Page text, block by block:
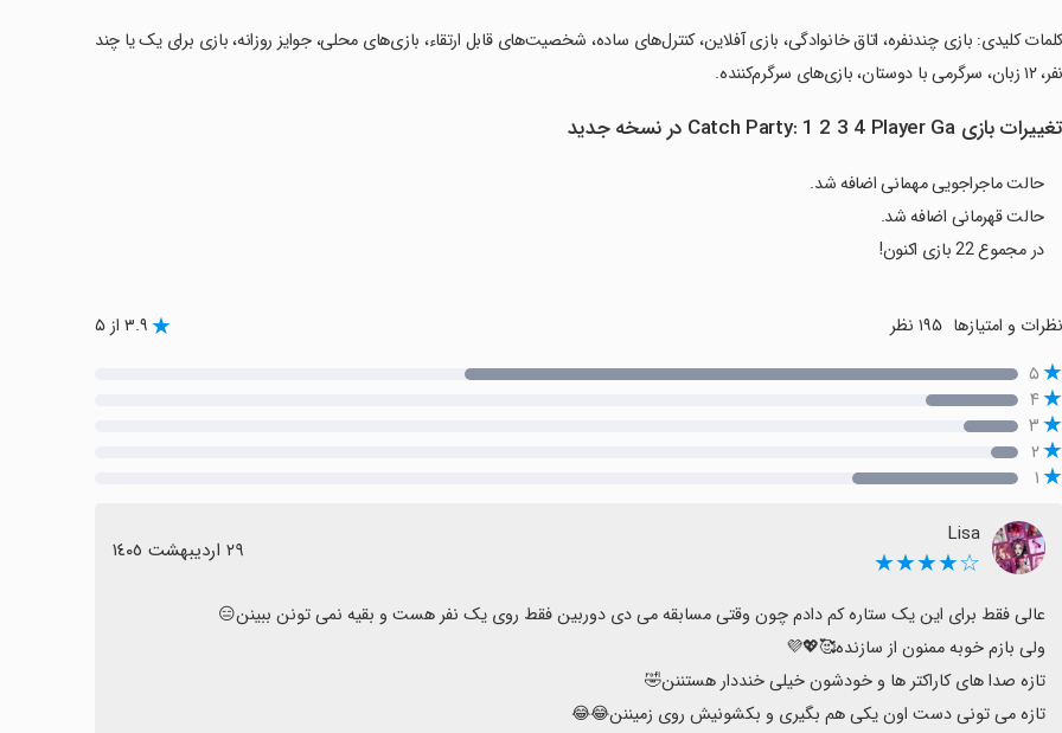
‏کلمات کلیدی: بازی چندنفره، اتاق خانوادگی، بازی آفلاین، کنترل‌های ساده، شخصیت‌های قابل ارتقاء، بازی‌های محلی، جوایز روزانه، بازی برای یک یا چند
نفر، ۱۲ زبان، سرگرمی با دوستان، بازی‌های سرگرم‌کننده.
تغییرات بازی Catch Party: 1 2 3 4 Player Ga در نسخه جدید
حالت ماجراجویی مهمانی اضافه شد.
حالت قهرمانی اضافه شد.
در مجموع 22 بازی اکنون!
نظرات و امتیازها ۱۹۵ نظر ۳.۹ از ۵
۵
۴
۳
۲
۱
Lisa
☆★★★★ ٢٩ اردیبهشت ١٤٠٥